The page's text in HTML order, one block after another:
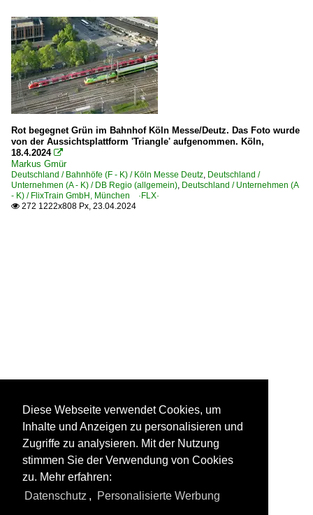
Rot begegnet Grün im Bahnhof Köln Messe/Deutz. Das Foto wurde
von der Aussichtsplattform 'Triangle' aufgenommen. Köln,
18.4.2024 
Markus Gmür
Deutschland / Bahnhöfe (F - K) / Köln Messe Deutz, Deutschland /
Unternehmen (A - K) / DB Regio (allgemein), Deutschland / Unternehmen (A
- K) / FlixTrain GmbH, München ·FLX·
 272 1222x808 Px, 23.04.2024
Diese Webseite verwendet Cookies, um
Inhalte und Anzeigen zu personalisieren und
Zugriffe zu analysieren. Mit der Nutzung
stimmen Sie der Verwendung von Cookies
zu. Mehr erfahren:
Datenschutz , Personalisierte Werbung